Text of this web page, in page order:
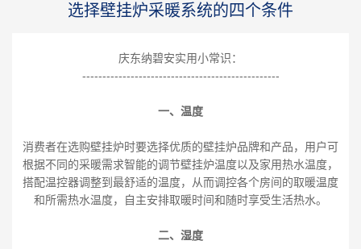
选择壁挂炉采暖系统的四个条件
庆东纳碧安实用小常识：
-------------------------------------------------
一、温度
消费者在选购壁挂炉时要选择优质的壁挂炉品牌和产品，用户可
根据不同的采暖需求智能的调节壁挂炉温度以及家用热水温度，
搭配温控器调整到最舒适的温度，从而调控各个房间的取暖温度
和所需热水温度，自主安排取暖时间和随时享受生活热水。
二、湿度